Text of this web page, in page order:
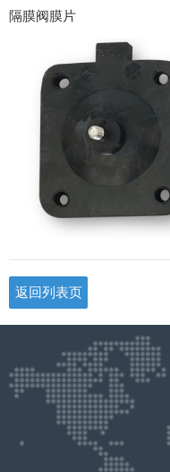
隔膜阀膜片
返回列表页